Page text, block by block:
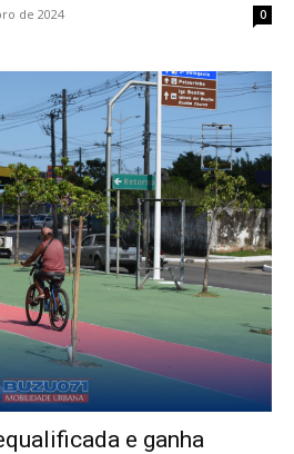
de 2024 0
e ganha